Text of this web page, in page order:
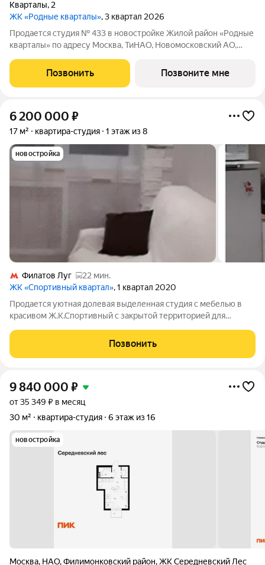
Кварталы, 2
ЖК «Родные кварталы», 3 квартал 2026
Продается студия № 433 в новостройке Жилой район «Родные
кварталы» по адресу Москва, ТиНАО, Новомосковский АО,
район Внуково, Новомосковский административный округ,
Москва. Общая площадь квартиры
Позвонить Позвоните мне
6 200 000 ₽
17 м² квартира-студия 1 этаж из 8
новостройка
Филатов Луг
22 мин.
ЖК «Спортивный квартал», 1 квартал 2020
Продается уютная долевая выделенная студия с мебелью в
красивом Ж.К.Спортивный с закрытой территорией для
В студии в душевой комнате установлен сололифт для слива
воды До метро Филатов луг
Позвонить
9 840 000 ₽
от 35 349 ₽ в месяц
30 м²
квартира-студия 6 этаж из 16
новостройка
Москва, НАО,Филимонковский район,ЖК Середневский Лес